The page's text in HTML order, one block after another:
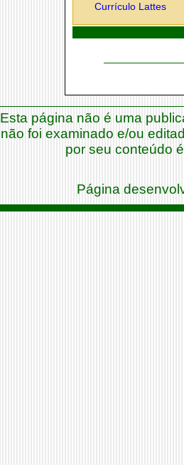
Currículo Lattes
Esta página não é uma
não foi examinado e/ou
por seu conteúdo
Página